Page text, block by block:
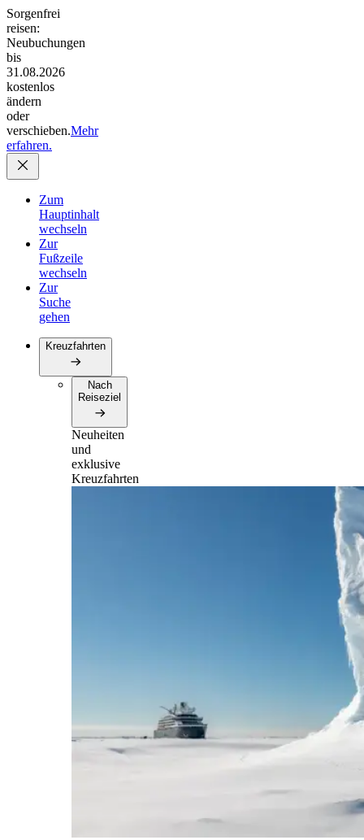
Sorgenfrei
reisen:
Neubuchungen
bis
31.08.2026
kostenlos
ändern
oder
verschieben.Mehr
erfahren.
Zum
Hauptinhalt
wechseln
Zur
Fußzeile
wechseln
Zur
Suche
gehen
Kreuzfahrten
Nach
Reiseziel
Neuheiten
und
exklusive
Kreuzfahrten